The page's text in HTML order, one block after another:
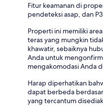
Fitur keamanan di
pendeteksi asap, dan
Properti ini memiliki
teras yang mungkin
khawatir, sebaiknya
Anda untuk
mengakomodasi Anda
Harap diperhatikan
dapat berbeda
yang tercantum